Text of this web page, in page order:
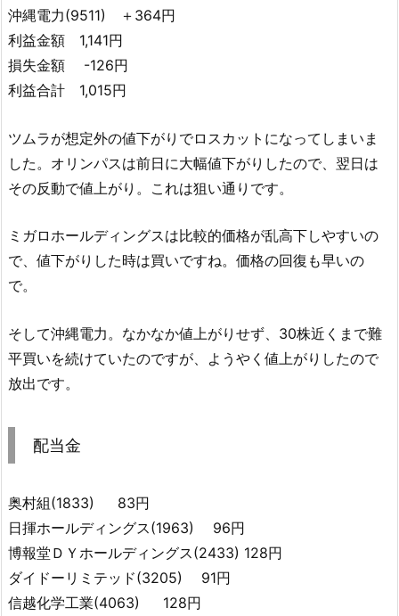
沖縄電力(9511) ＋364円
利益金額 1,141円
損失金額 -126円
利益合計 1,015円
ツムラが想定外の値下がりでロスカットになってしまいま
した。オリンパスは前日に大幅値下がりしたので、翌日は
その反動で値上がり。これは狙い通りです。
ミガロホールディングスは比較的価格が乱高下しやすいの
で、値下がりした時は買いですね。価格の回復も早いの
で。
そして沖縄電力。なかなか値上がりせず、30株近くまで難
平買いを続けていたのですが、ようやく値上がりしたので
放出です。
配当金
奥村組(1833) 83円
日揮ホールディングス(1963) 96円
博報堂ＤＹホールディングス(2433) 128円
ダイドーリミテッド(3205) 91円
信越化学工業(4063) 128円